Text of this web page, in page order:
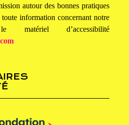
autour des bonnes pratiques
toute information concernant notre
d’accessibilité